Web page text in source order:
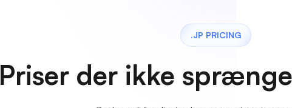
.JP PRICING
Priser der ikke